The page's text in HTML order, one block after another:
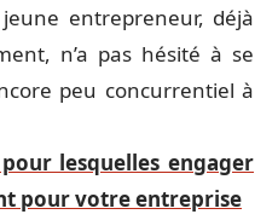
entrepreneur, déjà
n’a pas hésité à se
peu concurrentiel à
lesquelles engager
pour votre entreprise